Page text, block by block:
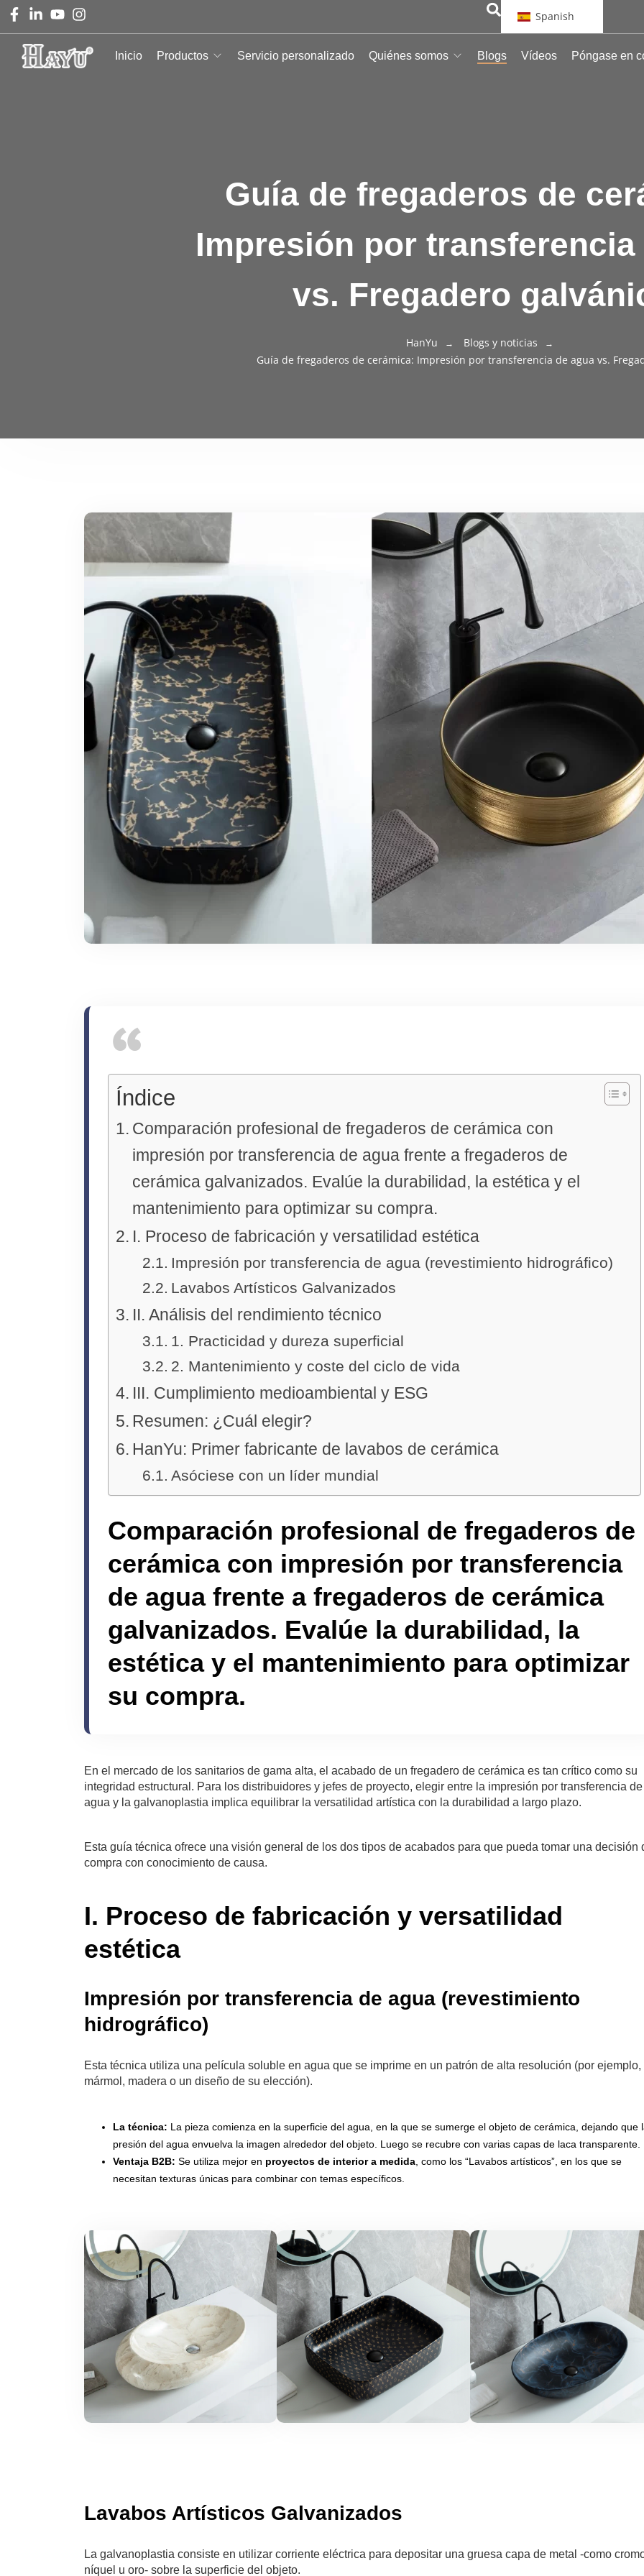
Spanish
Inicio Productos Servicio personalizado Quiénes somos Blogs Vídeos Póngase en
Guía de fregaderos de
Impresión por transferencia
vs. Fregadero
HanYu
Blogs y noticias
Guía de fregaderos de cerámica: Impresión por transferencia de agua vs.
Índice
Comparación profesional de fregaderos de cerámica con
impresión por transferencia de agua frente a fregaderos de
cerámica galvanizados. Evalúe la durabilidad, la estética y el
mantenimiento para optimizar su compra.
I. Proceso de fabricación y versatilidad estética
Impresión por transferencia de agua (revestimiento hidrográfico)
Lavabos Artísticos Galvanizados
II. Análisis del rendimiento técnico
1. Practicidad y dureza superficial
2. Mantenimiento y coste del ciclo de vida
III. Cumplimiento medioambiental y ESG
Resumen: ¿Cuál elegir?
HanYu: Primer fabricante de lavabos de cerámica
Asóciese con un líder mundial
Comparación profesional de fregaderos de
cerámica con impresión por transferencia
de agua frente a fregaderos de cerámica
galvanizados. Evalúe la durabilidad, la
estética y el mantenimiento para optimizar
su compra.
En el mercado de los sanitarios de gama alta, el acabado de un fregadero de cerámica es tan crítico como su
integridad estructural. Para los distribuidores y jefes de proyecto, elegir entre la impresión por transferencia de
agua y la galvanoplastia implica equilibrar la versatilidad artística con la durabilidad a largo plazo.
Esta guía técnica ofrece una visión general de los dos tipos de acabados para que pueda tomar una decisión
compra con conocimiento de causa.
I. Proceso de fabricación y versatilidad
estética
Impresión por transferencia de agua (revestimiento
hidrográfico)
Esta técnica utiliza una película soluble en agua que se imprime en un patrón de alta resolución (por ejemplo,
mármol, madera o un diseño de su elección).
La técnica: La pieza comienza en la superficie del agua, en la que se sumerge el objeto de cerámica, dejando que
presión del agua envuelva la imagen alrededor del objeto. Luego se recubre con varias capas de laca transparente.
Ventaja B2B: Se utiliza mejor en proyectos de interior a medida , como los “Lavabos artísticos”, en los que se
necesitan texturas únicas para combinar con temas específicos.
Lavabos Artísticos Galvanizados
La galvanoplastia consiste en utilizar corriente eléctrica para depositar una gruesa capa de metal -como
níquel u oro- sobre la superficie del objeto.